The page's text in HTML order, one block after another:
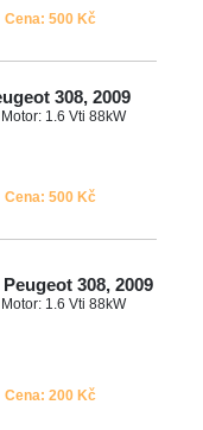
Cena: 500 Kč
308, 2009
1.6 Vti 88kW
Cena: 500 Kč
308, 2009
1.6 Vti 88kW
Cena: 200 Kč